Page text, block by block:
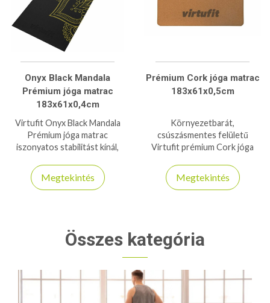
Onyx Black Mandala
Prémium jóga matrac
183x61x0,4cm
Virtufit Onyx Black Mandala
Prémium jóga matrac
iszonyatos stabilitást kínál,
vastag - 6P- és latexmentes
Megtekintés
Prémium Cork jóga matrac
183x61x0,5cm
Környezetbarát,
csúszásmentes felületű
Virtufit prémium Cork jóga
anyagok és a maximális
kényelem szerelmeseinek.
Megtekintés
Összes kategória